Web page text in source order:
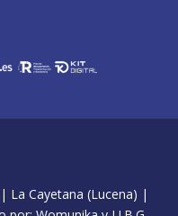
La Cayetana (Lucena) |